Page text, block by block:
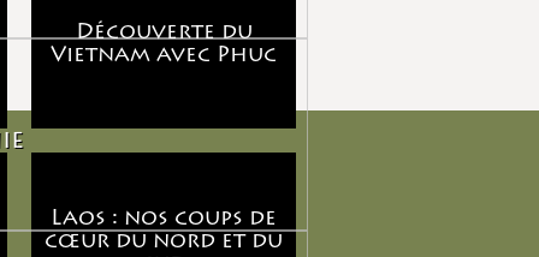
Découverte du
Vietnam avec Phuc
Laos : nos coups de
cœur du nord et du